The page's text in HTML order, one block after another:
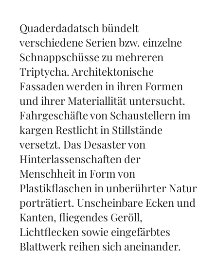
Quaderdadatsch bündelt
verschiedene Serien bzw. einzelne
Schnappschüsse zu mehreren
Triptycha. Architektonische
Fassaden werden in ihren Formen
und ihrer Materiallität untersucht.
Fahrgeschäfte von Schaustellern im
kargen Restlicht in Stillstände
versetzt. Das Desaster von
Hinterlassenschaften der
Menschheit in Form von
Plastikflaschen in unberührter Natur
porträtiert. Unscheinbare Ecken und
Kanten, fliegendes Geröll,
Lichtflecken sowie eingefärbtes
Blattwerk reihen sich aneinander.